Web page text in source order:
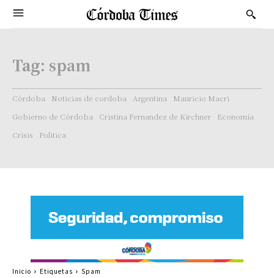
Tag: spam
Córdoba Noticias de cordoba Argentina
Mauricio Macri
Gobierno de Córdoba
Cristina Fernandez de Kirchner
Economía
Crisis
Politica
Inicio Etiquetas Spam